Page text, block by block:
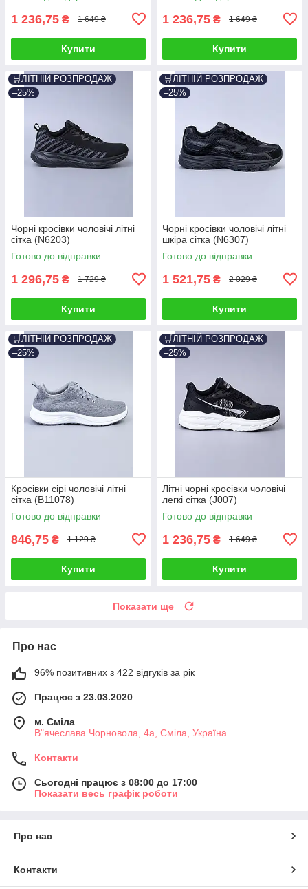
1 236,75 ₴ 1 649 ₴
Купити
1 236,75 ₴ 1 649 ₴
Купити
🛒ЛІТНІЙ РОЗПРОДАЖ
–25%
Чорні кросівки чоловічі літні
сітка (N6203)
Готово до відправки
1 296,75 ₴ 1 729 ₴
Купити
🛒ЛІТНІЙ РОЗПРОДАЖ
–25%
Чорні кросівки чоловічі літні
шкіра сітка (N6307)
Готово до відправки
1 521,75 ₴ 2 029 ₴
Купити
🛒ЛІТНІЙ РОЗПРОДАЖ
–25%
Кросівки сірі чоловічі літні
сітка (B11078)
Готово до відправки
846,75 ₴ 1 129 ₴
Купити
🛒ЛІТНІЙ РОЗПРОДАЖ
–25%
Літні чорні кросівки чоловічі
легкі сітка (J007)
Готово до відправки
1 236,75 ₴ 1 649 ₴
Купити
Показати ще
Про нас
96% позитивних з 422 відгуків за рік
Працює з 23.03.2020
м. Сміла
В"ячеслава Чорновола, 4а, Сміла, Україна
Контакти
Сьогодні працює з 08:00 до 17:00
Показати весь графік роботи
Про нас
Контакти